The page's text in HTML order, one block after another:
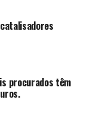
procurados têm